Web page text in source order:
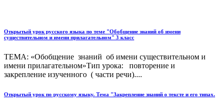
Открытый урок русского языка по теме "Обобщение знаний об имени
существительном и имени прилагательном" 3 класс
ТЕМА: «Обобщение знаний об имени существительном и
имени прилагательном»Тип урока: повторение и
закрепление изученного ( части речи)....
Открытый урок по русскому языку. Тема "Закрепление знаний о тексте и его типах.